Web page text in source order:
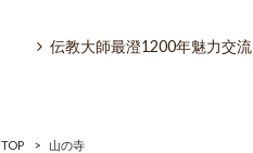
伝教大師最澄1200年魅力交流
TOP > 山の寺